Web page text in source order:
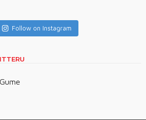
Follow on Instagram